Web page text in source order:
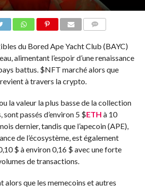
du Bored Ape Yacht Club (BAYC)
alimentant l’espoir d’une renaissance
battus. $NFT marché alors que
à travers la crypto.
la valeur la plus basse de la collection
sont passés d’environ 5 $ETH à 10
dernier, tandis que l’apecoin (APE),
de l’écosystème, est également
$ à environ 0,16 $ avec une forte
de transactions.
alors que les memecoins et autres